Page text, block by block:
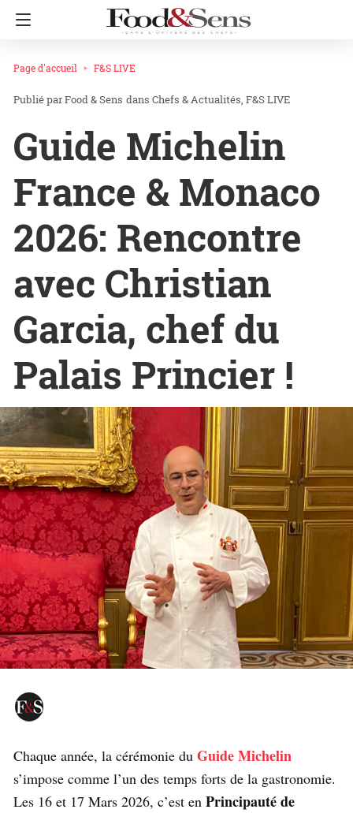
Page d'accueil F&S LIVE
Food & Sens dans Chefs & Actualités F&S LIVE
Guide Michelin
France & Monaco
2026: Rencontre
avec Christian
Garcia, chef du
Palais Princier !
Chaque année, la cérémonie du Guide Michelin
s’impose comme l’un des temps forts de la gastronomie.
Les 16 et 17 Mars 2026, c’est en Principauté de